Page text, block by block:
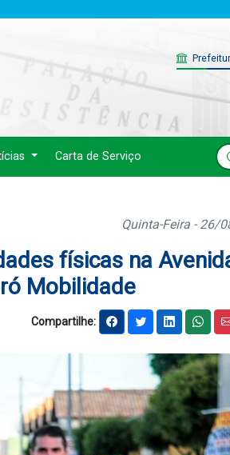
Carta de Serviço
Quinta-Feira - 26/
físicas na
Mobilidade
Compartilhe: